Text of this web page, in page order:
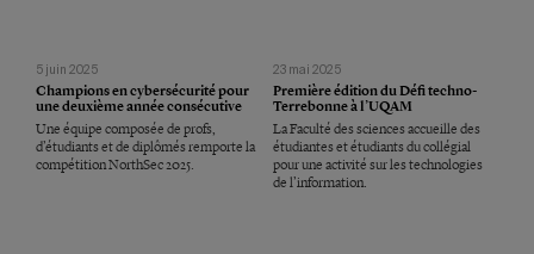
5 juin 2025
Champions en cybersécurité pour
une deuxième année consécutive
Une équipe composée de profs,
d’étudiants et de diplômés remporte la
compétition NorthSec 2025.
23 mai 2025
Première édition du Défi techno-
Terrebonne à l’UQAM
La Faculté des sciences accueille des
étudiantes et étudiants du collégial
pour une activité sur les technologies
de l’information.